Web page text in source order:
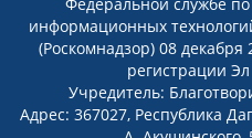
информационных
(Роскомнадзор) 08 декабря
регистрации
Учредитель:
Адрес: 367027, Республика